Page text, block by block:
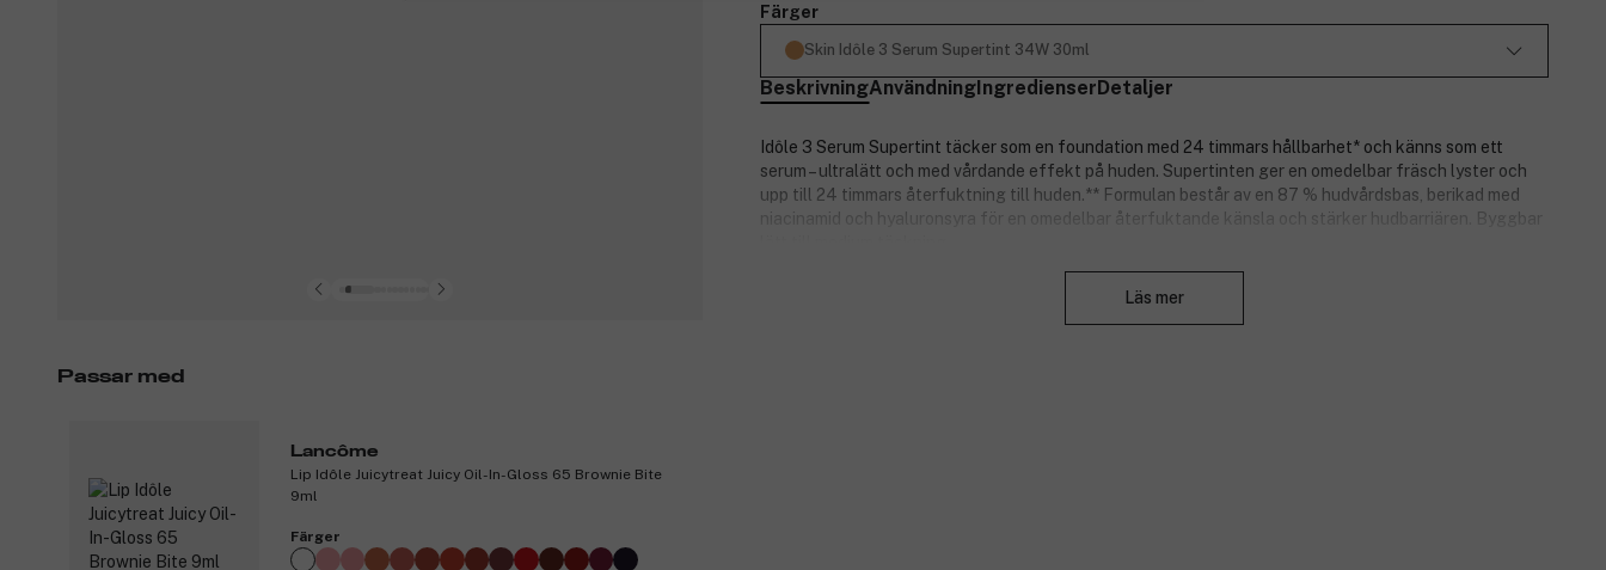
Färger
Skin Idôle 3 Serum Supertint 34W 30ml
BeskrivningAnvändningIngredienserDetaljer
Idôle 3 Serum Supertint täcker som en foundation med 24 timmars hållbarhet* och känns som ett
serum – ultralätt och med vårdande effekt på huden. Supertinten ger en omedelbar fräsch lyster och
upp till 24 timmars återfuktning till huden.** Formulan består av en 87 % hudvårdsbas, berikad med
niacinamid och hyaluronsyra för en omedelbar återfuktande känsla och stärker hudbarriären. Byggbar
Läs mer
Passar med
Lancôme
Lip Idôle Juicytreat Juicy Oil-In-Gloss 65 Brownie Bite
9ml
Färger